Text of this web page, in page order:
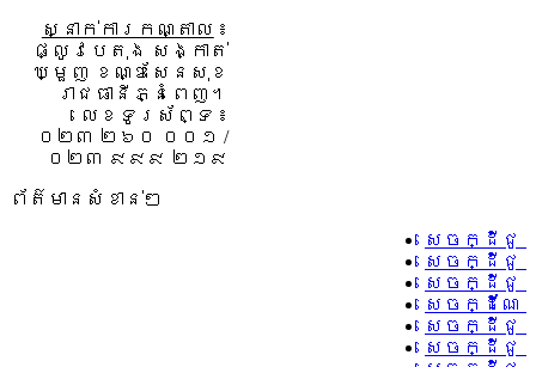
ស្នាក់ការកណ្តាល ៖
ផ្លូវបេតុង សង្កាត់
ឃ្មួញ ខណ្ឌសែនសុខ
រាជធានីភ្នំពេញ។
លេខទូរស័ព្ទ ៖
០២៣ ២៦០ ០០១ /
០២៣ ៩៩៩ ២១៩
ព័ត៌មានសំខាន់ៗ
សេចក្ដីជូ
សេចក្ដីជូ
សេចក្ដីជូ
សេចក្ដីណ
សេចក្ដីជូ
សេចក្ដីជូ